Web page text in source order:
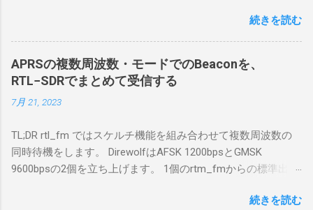
を入れて使っている。 TPMとか入っているの
でBitLockerのDisk暗号化もでき、遠隔地で盗難
にあってもデータ流出の危険性が少ないかな
と思って。 操作側 (クライアント側) の
ど。 そして、リモート操作を行うソフトウェ
アであるRS-BA1。 RS-BA1はサーバ側・クラ
イアント側の両方にインストールする。 私の
理解した無線機からサーバPC、クライアント
で利用する Win10Pcap.sys が入っているためにコア分離がで
きないとエラーが出ておりました。 アンインストールのプロ
グラムなどを走らせてもアンインストールできなかったの
で、どのように実行すればよいのか調べながら実施しまし
た。結論としては pnputil というコマンドを用いればよかった
です。 まずは管理者権限でTerminalを実行します。
PowerShellが起動しました。 適当なファイルに、現在インス
トールされているドライバを書き出す。 pnputil /enum-
drivers > inf.txt # 上記のファイルから win10pcap を探し出す
開名が oem131.inf であるとわかりました。 公開名:
続きを読む
APRSの複数周波数・モードでのBeaconを、
RTL−SDRでまとめて受信する
7月 21, 2023
TL;DR rtl_fm ではスケルチ機能を組み合わせて複数周波数の
同時待機をします。 DirewolfはAFSK 1200bpsとGMSK
9600bpsの2個を立ち上げます。 1個のrtm_fmからの標準出力
す。 コマンドはこのようになりました。 #!/bin/bash続きを読む